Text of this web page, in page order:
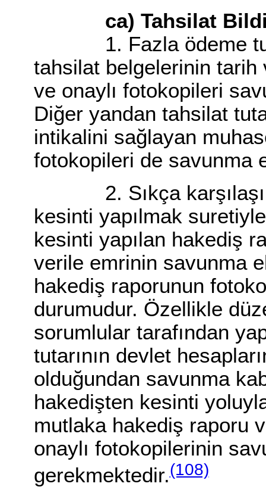
ca) Tahsilat
1. Fazla ödeme
tahsilat belgelerinin tarih
ve onaylı fotokopileri
Diğer yandan tahsilat
intikalini sağlayan
fotokopileri de savunma
2. Sıkça
kesinti yapılmak
kesinti yapılan hakediş
verile emrinin savunma
hakediş raporunun
durumudur. Özellikle
sorumlular tarafından
tutarının devlet
olduğundan savunma
hakedişten kesinti
mutlaka hakediş raporu
onaylı fotokopilerinin
gerekmektedir.(108)